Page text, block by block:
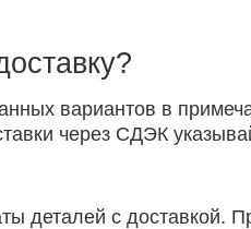
вариантов в
через СДЭК
деталей с доставкой.